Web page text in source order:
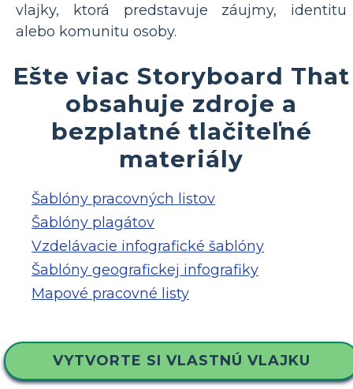
vlajky, ktorá predstavuje záujmy, identitu
alebo komunitu osoby.
Ešte viac Storyboard That
obsahuje zdroje a
bezplatné tlačiteľné
materiály
Šablóny pracovných listov
Šablóny plagátov
Vzdelávacie infografické šablóny
Šablóny geografickej infografiky
Mapové pracovné listy
VYTVORTE SI VLASTNÚ VLAJKU